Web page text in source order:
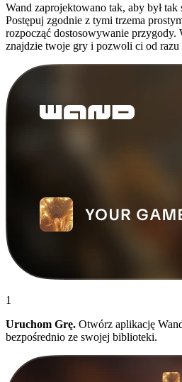
Wand zaprojektowano tak, aby był
Postępuj zgodnie z tymi trzema
rozpocząć dostosowywanie przygody.
znajdzie twoje gry i pozwoli ci od razu
1
Uruchom Grę. Otwórz aplikację
bezpośrednio ze swojej biblioteki.